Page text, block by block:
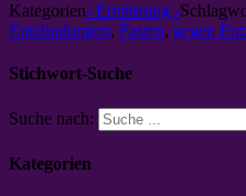
Kategorien- Ernährung -
Entzündungen, Fasten, gegen
Stichwort-Suche
Suche nach:
Kategorien